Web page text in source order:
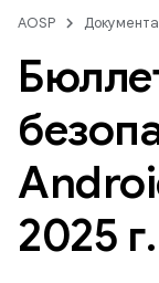
AOSP
2025 г.